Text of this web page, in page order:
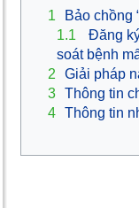
1
Bảo chồng
1.1
Đăng
soát bệnh
2
Giải pháp
3 Thông tin
4 Thông tin